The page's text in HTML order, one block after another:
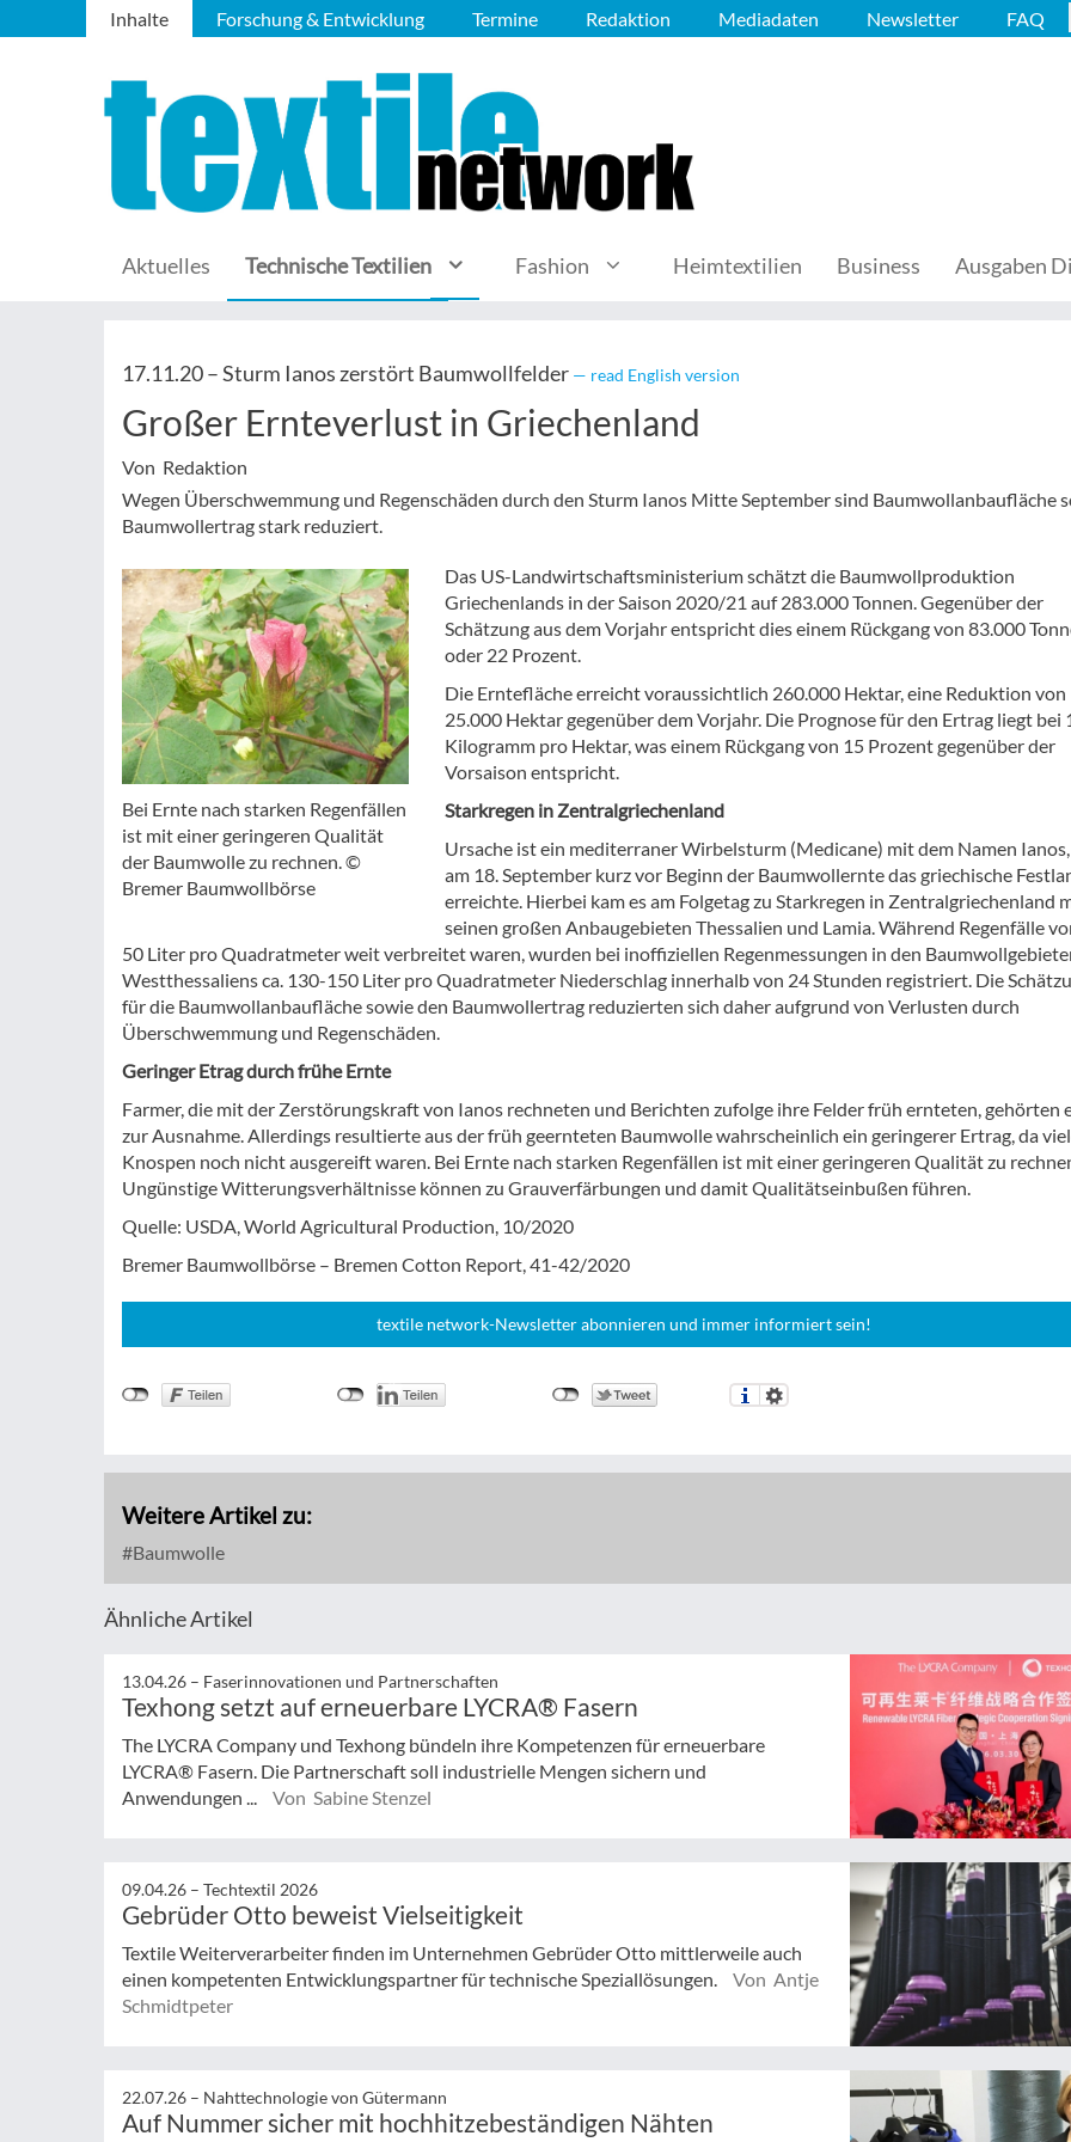
Inhalte Forschung & Entwicklung Termine Redaktion Mediadaten Newsletter FAQ
Aktuelles Technische Textilien Fashion Heimtextilien Business Ausgaben
17.11.20 –Sturm Ianos zerstört Baumwollfelder — read English version
Großer Ernteverlust in Griechenland
Von Redaktion
Wegen Überschwemmung und Regenschäden durch den Sturm Ianos Mitte September sind Baumwollanbaufläche
Baumwollertrag stark reduziert.
Bei Ernte nach starken Regenfällen
ist mit einer geringeren Qualität
der Baumwolle zu rechnen. ©
Bremer Baumwollbörse
Das US-Landwirtschaftsministerium schätzt die Baumwollproduktion
Griechenlands in der Saison 2020/21 auf 283.000 Tonnen. Gegenüber der
Schätzung aus dem Vorjahr entspricht dies einem Rückgang von 83.000
oder 22 Prozent.
Die Erntefläche erreicht voraussichtlich 260.000 Hektar, eine Reduktion von
25.000 Hektar gegenüber dem Vorjahr. Die Prognose für den Ertrag liegt bei
Kilogramm pro Hektar, was einem Rückgang von 15 Prozent gegenüber der
Vorsaison entspricht.
Starkregen in Zentralgriechenland
Ursache ist ein mediterraner Wirbelsturm (Medicane) mit dem Namen
am 18. September kurz vor Beginn der Baumwollernte das griechische
erreichte. Hierbei kam es am Folgetag zu Starkregen in Zentralgriechenland
seinen großen Anbaugebieten Thessalien und Lamia. Während Regenfälle
50 Liter pro Quadratmeter weit verbreitet waren, wurden bei inoffiziellen Regenmessungen in den
Westthessaliens ca. 130-150 Liter pro Quadratmeter Niederschlag innerhalb von 24 Stunden registriert. Die
für die Baumwollanbaufläche sowie den Baumwollertrag reduzierten sich daher aufgrund von Verlusten durch
Überschwemmung und Regenschäden.
Geringer Etrag durch frühe Ernte
Farmer, die mit der Zerstörungskraft von Ianos rechneten und Berichten zufolge ihre Felder früh ernteten, gehörten
zur Ausnahme. Allerdings resultierte aus der früh geernteten Baumwolle wahrscheinlich ein geringerer Ertrag, da
Knospen noch nicht ausgereift waren. Bei Ernte nach starken Regenfällen ist mit einer geringeren Qualität zu
Ungünstige Witterungsverhältnisse können zu Grauverfärbungen und damit Qualitätseinbußen führen.
Quelle: USDA, World Agricultural Production, 10/2020
Bremer Baumwollbörse – Bremen Cotton Report, 41-42/2020
textile network-Newsletter abonnieren und immer informiert sein!
Weitere Artikel zu:
Baumwolle
Ähnliche Artikel
13.04.26 – Faserinnovationen und Partnerschaften
Texhong setzt auf erneuerbare LYCRA® Fasern
The LYCRA Company und Texhong bündeln ihre Kompetenzen für erneuerbare
LYCRA® Fasern. Die Partnerschaft soll industrielle Mengen sichern und
Anwendungen ...
Von Sabine Stenzel
09.04.26 – Techtextil 2026
Gebrüder Otto beweist Vielseitigkeit
Textile Weiterverarbeiter finden im Unternehmen Gebrüder Otto mittlerweile auch
einen kompetenten Entwicklungspartner für technische Speziallösungen.
Von Antje
Schmidtpeter
22.07.26 – Nahttechnologie von Gütermann
Auf Nummer sicher mit hochhitzebeständigen Nähten